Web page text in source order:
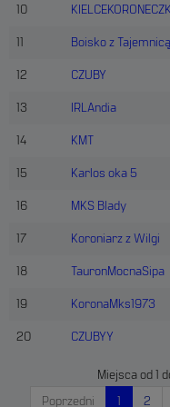
10
Boisko z Tajemnicą
12 CZUBY
13 IRLAndia
14 KMT
15 Karlos oka 5
16 MKS Blady
17 Koroniarz z Wilgi
18 TauronMocnaSipa
19 KoronaMks1973
20 CZUBYY
Miejsca od 1
Poprzedni 2
Te pliki cookie pozwalają
jakie treści cieszą się
podnoszenie jego jakości i
partnerów, których
wykorzystywali tych plików
MARKETINGOWE PLIKI
Wykorzystujemy te pliki do
Twoich preferencji,